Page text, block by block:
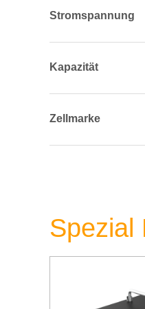
Stromspannung
Kapazität
Zellmarke
Spezial